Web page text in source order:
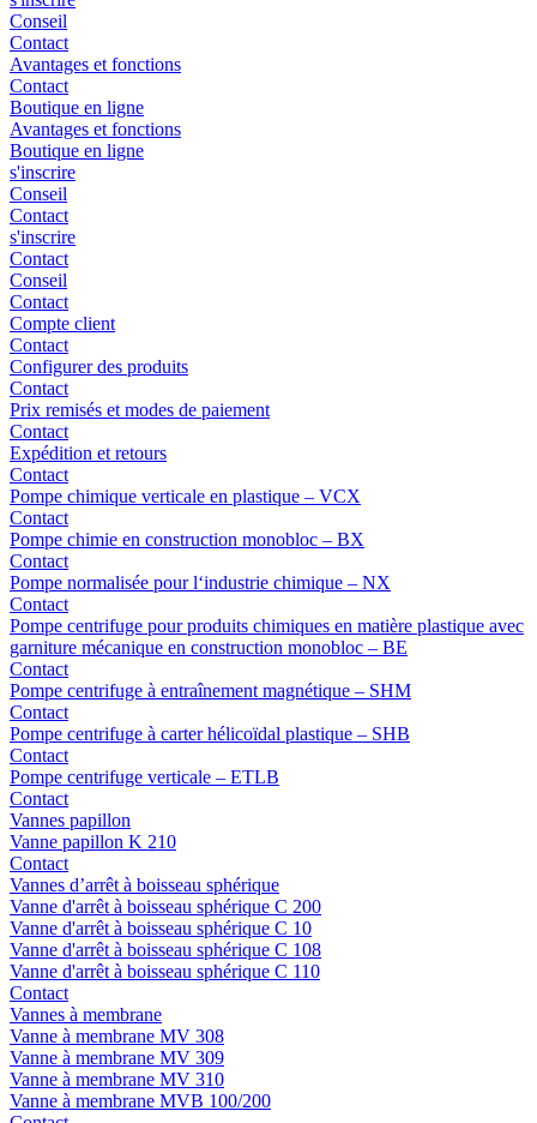
Conseil
Contact
Avantages et fonctions
Contact
Boutique en ligne
Avantages et fonctions
Boutique en ligne
s'inscrire
Conseil
Contact
s'inscrire
Contact
Conseil
Contact
Compte client
Contact
Configurer des produits
Contact
Prix remisés et modes de paiement
Contact
Expédition et retours
Contact
Pompe chimique verticale en plastique – VCX
Contact
Pompe chimie en construction monobloc – BX
Contact
Pompe normalisée pour l‘industrie chimique – NX
Contact
Pompe centrifuge pour produits chimiques en matière plastique avec
garniture mécanique en construction monobloc – BE
Contact
Pompe centrifuge à entraînement magnétique – SHM
Contact
Pompe centrifuge à carter hélicoïdal plastique – SHB
Contact
Pompe centrifuge verticale – ETLB
Contact
Vannes papillon
Vanne papillon K 210
Contact
Vannes d’arrêt à boisseau sphérique
Vanne d'arrêt à boisseau sphérique C 200
Vanne d'arrêt à boisseau sphérique C 10
Vanne d'arrêt à boisseau sphérique C 108
Vanne d'arrêt à boisseau sphérique C 110
Contact
Vannes à membrane
Vanne à membrane MV 308
Vanne à membrane MV 309
Vanne à membrane MV 310
Vanne à membrane MVB 100/200